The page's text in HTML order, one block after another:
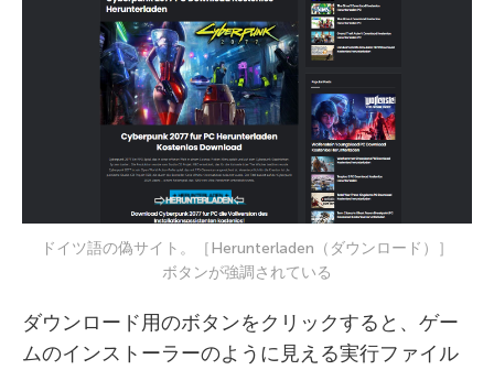
ドイツ語の偽サイト。［Herunterladen（ダウンロード）］
ボタンが強調されている
ダウンロード用のボタンをクリックすると、ゲー
ムのインストーラーのように見える実行ファイル